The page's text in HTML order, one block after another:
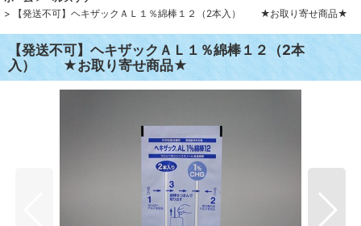
>
【発送不可】ヘキザックＡＬ１％綿棒１２（2本入） ★お取り寄せ商品★
【発送不可】ヘキザックＡＬ１％綿棒１２（2本
入） ★お取り寄せ商品★